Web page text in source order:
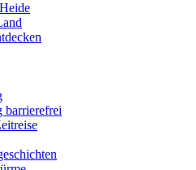
barrierefrei